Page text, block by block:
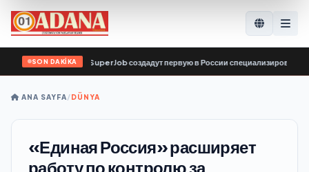
SON DAKİKA
работы SuperJob создадут первую в России специализированную
ANA SAYFA/DÜNYA
«Единая Россия» расширяет
работу по контролю за